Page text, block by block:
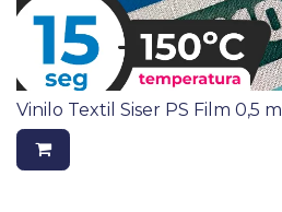
Vinilo Textil Siser PS Film 0,5 m